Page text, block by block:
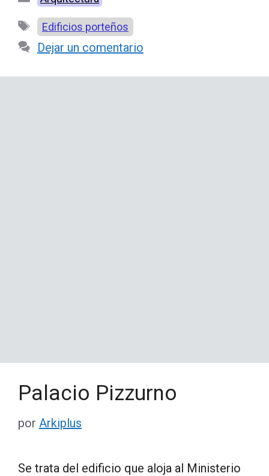
Etiquetas
Edificios porteños
Dejar un comentario
Palacio Pizzurno
por Arkiplus
Se trata del edificio que aloja al Ministerio